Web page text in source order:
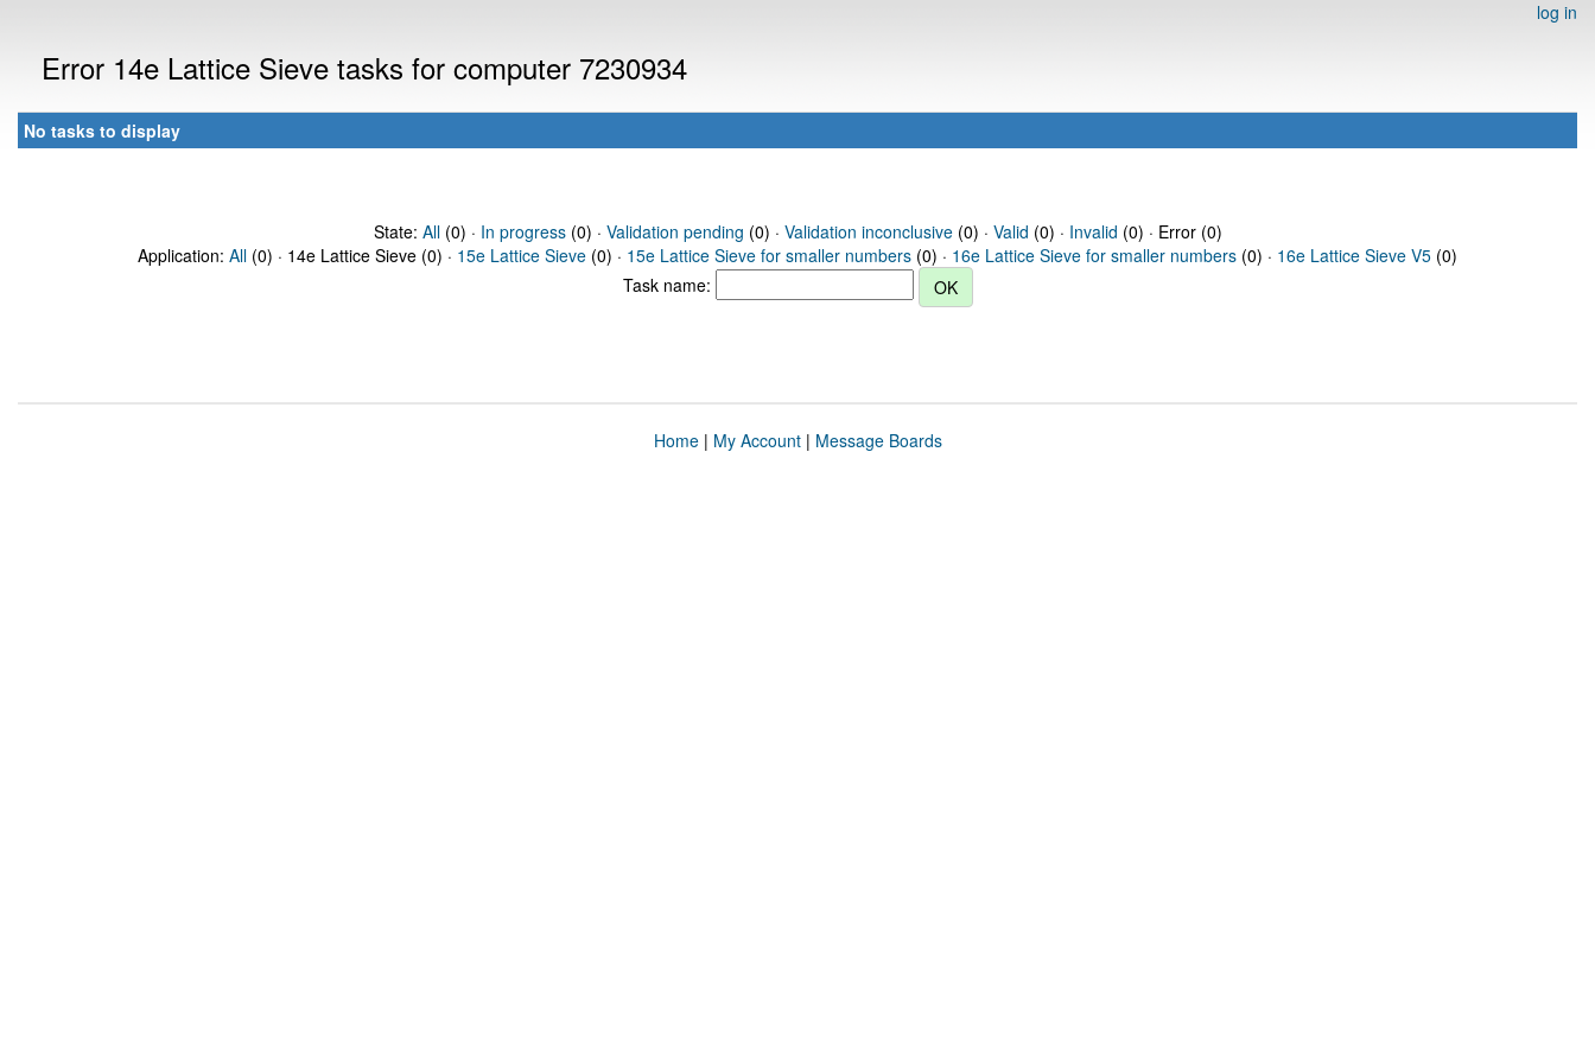
log in
Error 14e Lattice Sieve tasks for computer 7230934
No tasks to display
State: All(0) · In progress(0) · Validation pending (0) · Validation inconclusive(0) · Valid (0) · Invalid (0) · Error (0)
Application: All (0) · 14e Lattice Sieve (0) · 15e Lattice Sieve (0) · 15e Lattice Sieve for smaller numbers (0) · 16e Lattice Sieve for smaller numbers (0) · 16e Lattice Sieve V5 (0)
Task name:
Home| My Account| Message Boards